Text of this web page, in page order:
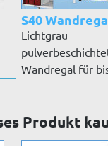
S40
Lichtgrau
Wandregal für
Produkt